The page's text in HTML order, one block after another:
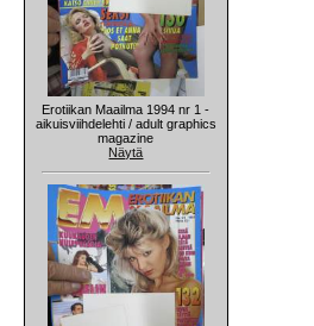
Erotiikan Maailma 1994 nr 1 -
aikuisviihdelehti / adult graphics
magazine
Näytä